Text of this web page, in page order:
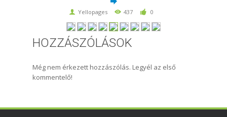
Yellopages 437 0
HOZZÁSZÓLÁSOK
Még nem érkezett hozzászólás. Legyél az első
kommentelő!